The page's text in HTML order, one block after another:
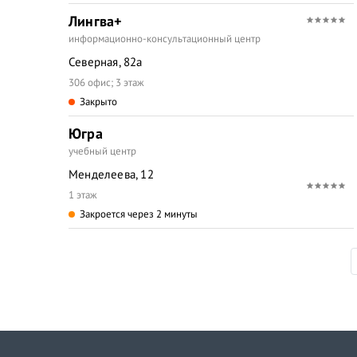
Лингва+
информационно-консультационный центр
Северная, 82а
306 офис; 3 этаж
Закрыто
Югра
учебный центр
Менделеева, 12
1 этаж
Закроется через 2 минуты